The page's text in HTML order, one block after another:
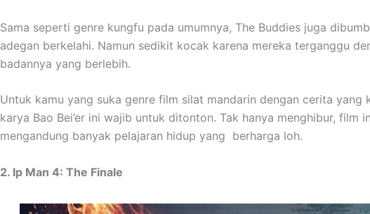
Sama seperti genre kungfu pada umumnya, The Buddies juga
adegan berkelahi. Namun sedikit kocak karena mereka terganggu
badannya yang berlebih.
Untuk kamu yang suka genre film silat mandarin dengan cerita yang
karya Bao Bei’er ini wajib untuk ditonton. Tak hanya menghibur, film
mengandung banyak pelajaran hidup yang berharga loh.
2. Ip Man 4: The Finale